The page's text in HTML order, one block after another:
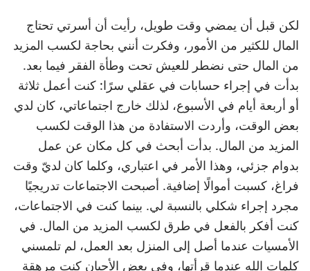
لكن قبل أن يمضي وقت طويل، رأيت أن أسرتي تحتاج
المال للكثير من الأمور، وفكرت أنني بحاجة لكسب المزيد
من المال حتى نضطر للعيش تحت وطأة الفقر فيما بعد.
بدأت في إجراء حسابات في عقلي سرًا: كنت أعمل ثلاثة
أو أربعة أيام في الأسبوع، لذلك خارج اجتماعاتي، كان لدي
بعض الوقت، وأردت الاستفادة من هذا الوقت لكسب
المزيد من المال. بدأت أبحث في كل مكان عن عمل
بدوام جزئي، وهذا الأمر في اعتباري، وكلما كان لديّ وقت
فراغ، كسبت أموالًا إضافية. أصبحت الاجتماعات تدريجيًا
مجرد إجراء شكلي بالنسبة لي. بينما كنت في الاجتماعات،
كنت أفكر بالفعل في طرق لكسب المزيد من المال. في
الأمسيات عندما أصل إلى المنزل بعد العمل، لم تلمسني
كلمات الله عندما قرأتها، وفي بعض الأحيان كنت مرهقة